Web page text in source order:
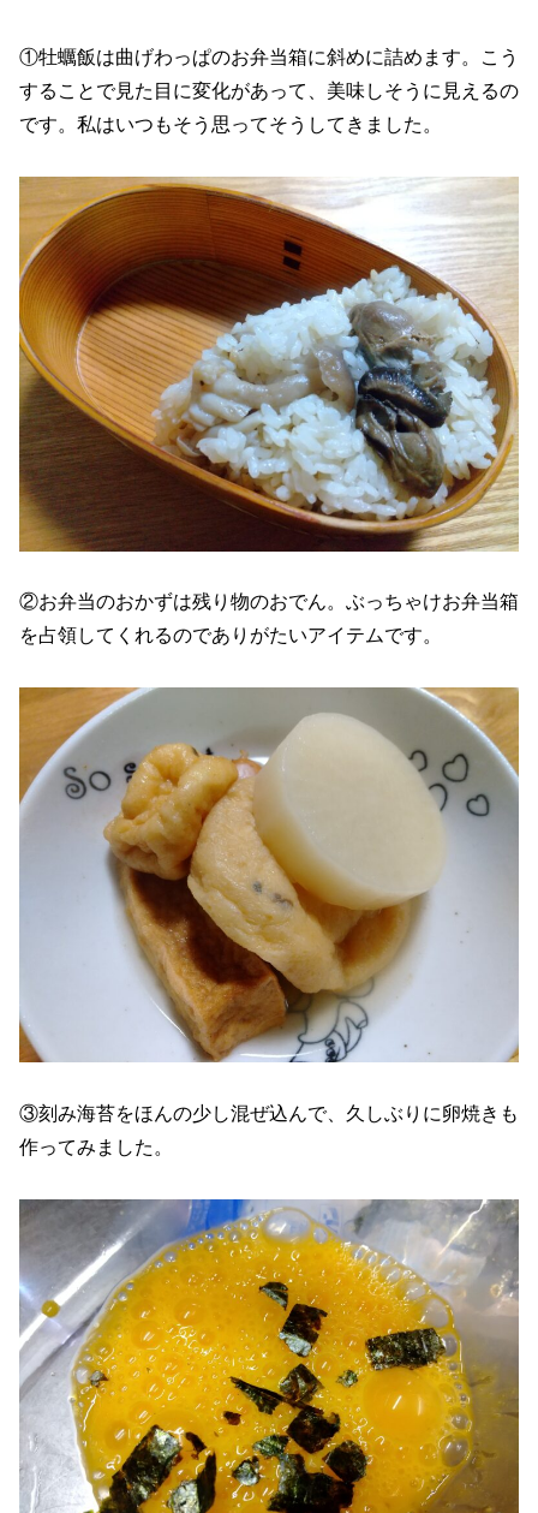
①牡蠣飯は曲げわっぱのお弁当箱に斜めに詰めます。こう
することで見た目に変化があって、美味しそうに見えるの
です。私はいつもそう思ってそうしてきました。
②お弁当のおかずは残り物のおでん。ぶっちゃけお弁当箱
を占領してくれるのでありがたいアイテムです。
③刻み海苔をほんの少し混ぜ込んで、久しぶりに卵焼きも
作ってみました。